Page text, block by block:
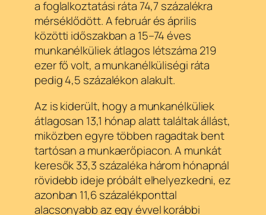
a foglalkoztatási ráta 74,7 százalékra
mérséklődött. A február és április
közötti időszakban a 15–74 éves
munkanélküliek átlagos létszáma 219
ezer fő volt, a munkanélküliségi ráta
pedig 4,5 százalékon alakult.
Az is kiderült, hogy a munkanélküliek
átlagosan 13,1 hónap alatt találtak állást,
miközben egyre többen ragadtak bent
tartósan a munkaerőpiacon. A munkát
keresők 33,3 százaléka három hónapnál
rövidebb ideje próbált elhelyezkedni, ez
azonban 11,6 százalékponttal
alacsonyabb az egy évvel korábbi